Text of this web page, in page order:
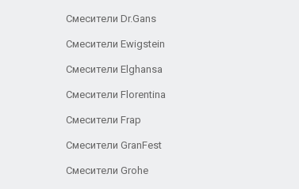
Смесители Dr.Gans
Cмесители Ewigstein
Смесители Elghansa
Смесители Florentina
Смесители Frap
Смесители GranFest
Смесители Grohe